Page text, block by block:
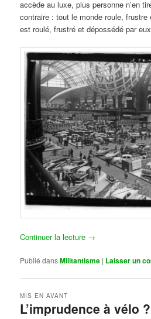
accède au luxe, plus personne n’en
contraire : tout le monde roule,
est roulé, frustré et dépossédé par
Continuer la lecture →
Publié dansMilitantisme | Laisser un
L’imprudence à vélo ?
MIS EN AVANT